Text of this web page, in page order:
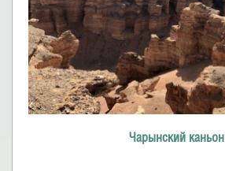
Чарынский каньон